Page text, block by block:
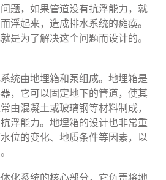
题，如果管道没有抗浮能力，就
浮起来，造成排水系统的瘫痪。
是为了解决这个问题而设计的。
统由地埋箱和泵组成。地埋箱是
，它可以固定地下的管道，使其
由混凝土或玻璃钢等材料制成，
浮能力。地埋箱的设计也非常重
位的变化、地质条件等因素，以
化系统的核心部分，它负责将地